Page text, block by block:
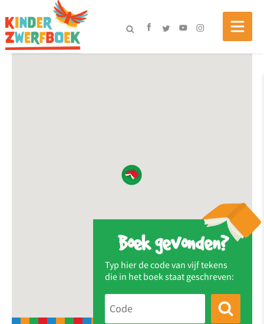
Boek gevonden?
Typ hier de code van vijf tekens
die in het boek staat geschreven: